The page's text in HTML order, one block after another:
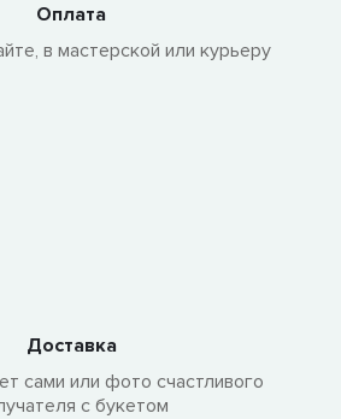
Оплата
в мастерской или курьеру
Доставка
сами или фото счастливого
с букетом